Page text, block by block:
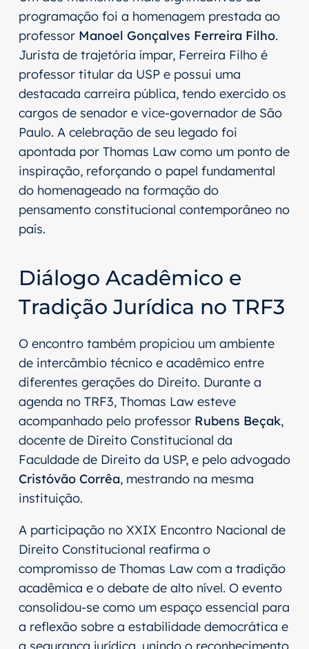
programação foi a homenagem prestada ao
professor Manoel Gonçalves Ferreira Filho.
Jurista de trajetória ímpar, Ferreira Filho é
professor titular da USP e possui uma
destacada carreira pública, tendo exercido os
cargos de senador e vice-governador de São
Paulo. A celebração de seu legado foi
apontada por Thomas Law como um ponto de
inspiração, reforçando o papel fundamental
do homenageado na formação do
pensamento constitucional contemporâneo no
país.
Diálogo Acadêmico e
Tradição Jurídica no TRF3
O encontro também propiciou um ambiente
de intercâmbio técnico e acadêmico entre
diferentes gerações do Direito. Durante a
agenda no TRF3, Thomas Law esteve
acompanhado pelo professor Rubens Beçak,
docente de Direito Constitucional da
Faculdade de Direito da USP, e pelo advogado
Cristóvão Corrêa, mestrando na mesma
instituição.
A participação no XXIX Encontro Nacional de
Direito Constitucional reafirma o
compromisso de Thomas Law com a tradição
acadêmica e o debate de alto nível. O evento
consolidou-se como um espaço essencial para
a reflexão sobre a estabilidade democrática e